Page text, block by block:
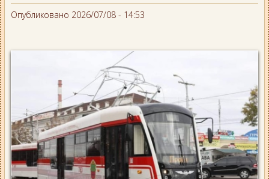
Опубликовано 2026/07/08 - 14:53